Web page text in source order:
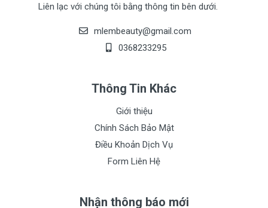
Liên lạc với chúng tôi bằng thông tin bên dưới.
mlembeauty@gmail.com
0368233295
Thông Tin Khác
Giới thiệu
Chính Sách Bảo Mật
Điều Khoản Dịch Vụ
Form Liên Hệ
Nhận thông báo mới